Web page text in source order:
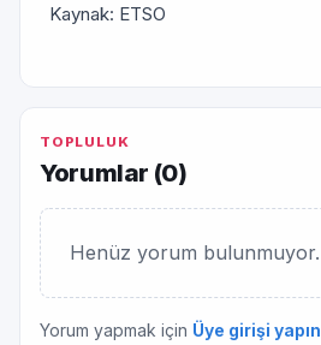
Kaynak: ETSO
TOPLULUK
Yorumlar (0)
Henüz yorum bulunmuyor.
Yorum yapmak için Üye girişi yapın